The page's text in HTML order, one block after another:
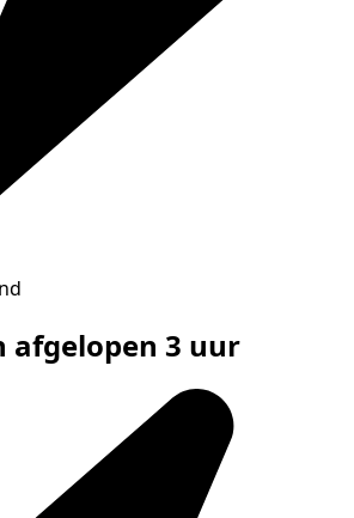
afgelopen 3 uur